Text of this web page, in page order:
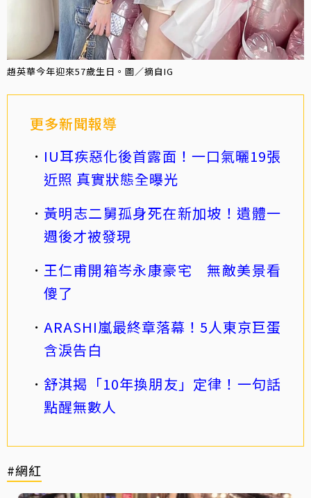
趙英華今年迎來57歲生日。圖／摘自IG
更多新聞報導
IU耳疾惡化後首露面！一口氣曬19張
近照 真實狀態全曝光
黃明志二舅孤身死在新加坡！遺體一
週後才被發現
王仁甫開箱岑永康豪宅 無敵美景看
傻了
ARASHI嵐最終章落幕！5人東京巨蛋
含淚告白
舒淇揭「10年換朋友」定律！一句話
點醒無數人
#網紅